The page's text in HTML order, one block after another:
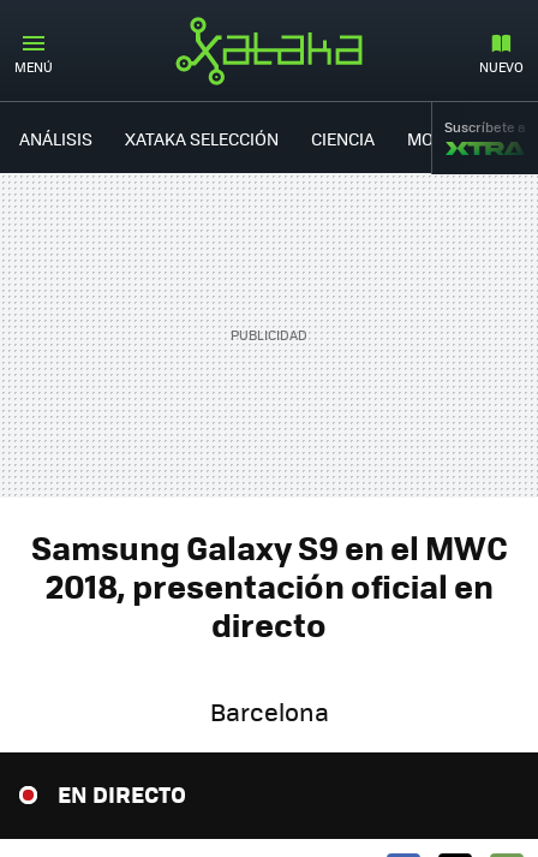
MENÚ NUEVO
ANÁLISIS XATAKA SELECCIÓN CIENCIA MOVILIDAD
Suscríbete a
Samsung Galaxy S9 en el MWC
2018, presentación oficial en
directo
Barcelona
EN DIRECTO